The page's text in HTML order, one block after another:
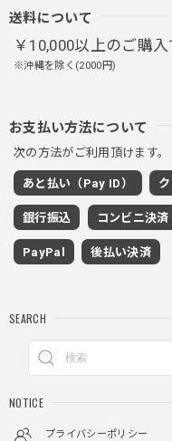
首しまる！ってなるから
2025/11/28
グレー/M
2025/11/
着心地もいいしカジュア
しっかりと重さがある
リティ
送料について
￥10,000以上のご購入
※沖縄を除く(2000円)
お支払い方法について
次の方法がご利用頂けます。
あと払い（Pay ID）
銀行振込 コンビニ決
PayPal 後払い決済
SEARCH
NOTICE
プライバシーポリシー